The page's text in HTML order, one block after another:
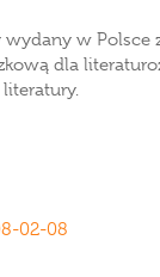
w Polsce
dla
02-08